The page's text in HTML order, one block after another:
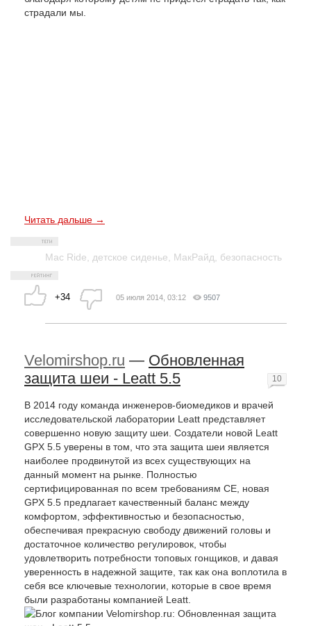
страдали мы.
Читать дальше →
Mac Ride, детское сиденье, МакРайд, безопасность
+34 05 июля 2014, 03:12 9507
Velomirshop.ru — Обновленная
защита шеи - Leatt 5.5
В 2014 году команда инженеров-биомедиков и врачей
исследовательской лаборатории Leatt представляет
совершенно новую защиту шеи. Создатели новой Leatt
GPX 5.5 уверены в том, что эта защита шеи является
наиболее продвинутой из всех существующих на
данный момент на рынке. Полностью
сертифицированная по всем требованиям CE, новая
GPX 5.5 предлагает качественный баланс между
комфортом, эффективностью и безопасностью,
обеспечивая прекрасную свободу движений головы и
достаточное количество регулировок, чтобы
удовлетворить потребности топовых гонщиков, и давая
уверенность в надежной защите, так как она воплотила в
себя все ключевые технологии, которые в свое время
были разработаны компанией Leatt.
10